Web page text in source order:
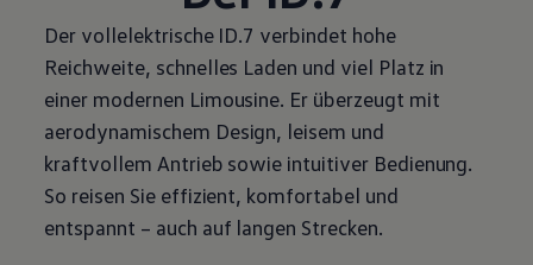
Der vollelektrische ID.7 verbindet hohe
Reichweite, schnelles Laden und viel Platz in
einer modernen Limousine. Er überzeugt mit
aerodynamischem Design, leisem und
kraftvollem Antrieb sowie intuitiver Bedienung.
So reisen Sie effizient, komfortabel und
entspannt – auch auf langen Strecken.